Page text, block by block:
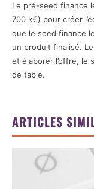
Le pré-seed finance
700 k€) pour créer
que le seed finance
un produit finalisé.
et élaborer l’offre, le
de table.
ARTICLES